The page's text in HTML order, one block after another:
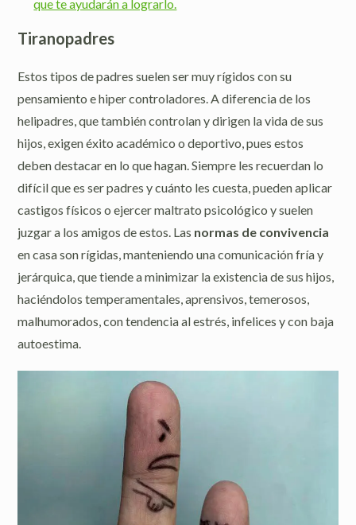
que te ayudarán a lograrlo.
Tiranopadres
Estos tipos de padres suelen ser muy rígidos con su
pensamiento e hiper controladores. A diferencia de los
helipadres, que también controlan y dirigen la vida de sus
hijos, exigen éxito académico o deportivo, pues estos
deben destacar en lo que hagan. Siempre les recuerdan lo
difícil que es ser padres y cuánto les cuesta, pueden aplicar
castigos físicos o ejercer maltrato psicológico y suelen
juzgar a los amigos de estos. Las normas de convivencia
en casa son rígidas, manteniendo una comunicación fría y
jerárquica, que tiende a minimizar la existencia de sus hijos,
haciéndolos temperamentales, aprensivos, temerosos,
malhumorados, con tendencia al estrés, infelices y con baja
autoestima.